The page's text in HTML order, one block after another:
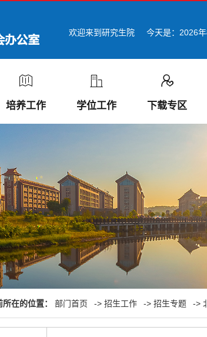
欢迎来到研究生院 今天是： 2026
培养工作 学位工作 下载专区
在的位置： 部门首页 -> 招生工作 -> 招生专题 ->